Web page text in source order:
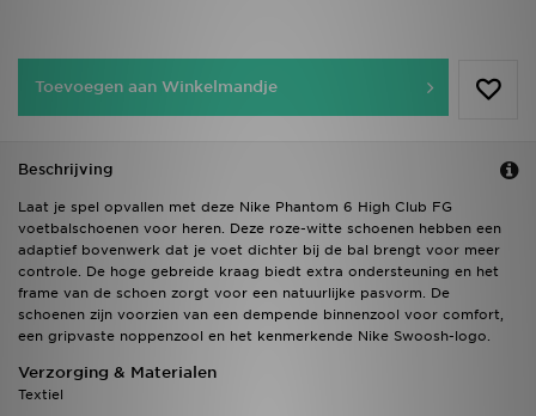
Toevoegen aan Winkelmandje
Beschrijving
Laat je spel opvallen met deze Nike Phantom 6 High Club FG
voetbalschoenen voor heren. Deze roze-witte schoenen hebben een
adaptief bovenwerk dat je voet dichter bij de bal brengt voor meer
controle. De hoge gebreide kraag biedt extra ondersteuning en het
frame van de schoen zorgt voor een natuurlijke pasvorm. De
schoenen zijn voorzien van een dempende binnenzool voor comfort,
een gripvaste noppenzool en het kenmerkende Nike Swoosh-logo.
Verzorging & Materialen
Textiel
Wie wij zijn